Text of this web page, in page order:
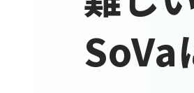
SoVa